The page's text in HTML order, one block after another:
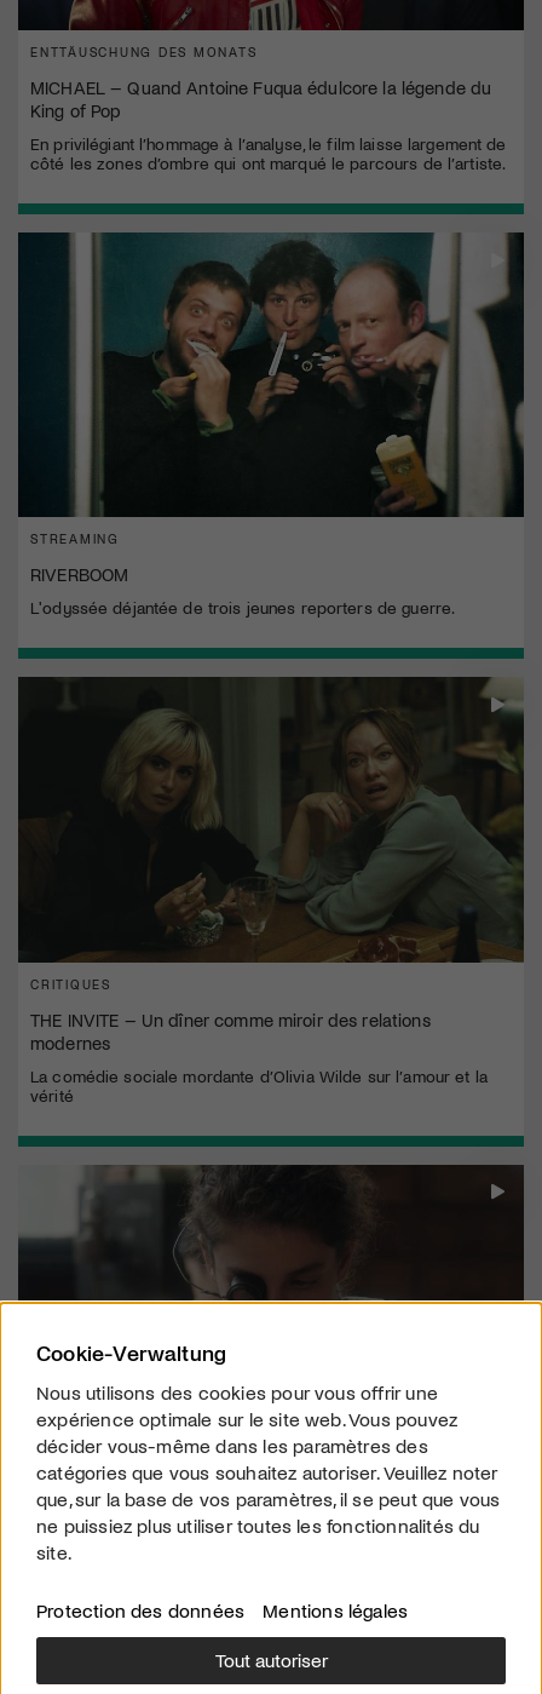
ENTTÄUSCHUNG DES MONATS
MICHAEL – Quand Antoine Fuqua édulcore la légende du
King of Pop
En privilégiant l’hommage à l’analyse, le film laisse largement de
côté les zones d’ombre qui ont marqué le parcours de l’artiste.
STREAMING
RIVERBOOM
L'odyssée déjantée de trois jeunes reporters de guerre.
CRITIQUES
THE INVITE – Un dîner comme miroir des relations
modernes
La comédie sociale mordante d’Olivia Wilde sur l’amour et la
vérité
FREE STREAMING
UNRUEH
Le deuxième long métrage de Cyril Schäublin "Unrueh" défie
nos habitudes visuelles.
Cookie-Verwaltung
Nous utilisons des cookies pour vous offrir une
expérience optimale sur le site web. Vous pouvez
décider vous-même dans les paramètres des
catégories que vous souhaitez autoriser. Veuillez noter
que, sur la base de vos paramètres, il se peut que vous
ne puissiez plus utiliser toutes les fonctionnalités du
site.
Protection des données Mentions légales
Tout autoriser